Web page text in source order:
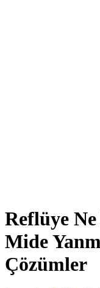
Reflüye
Mide
Çözümler